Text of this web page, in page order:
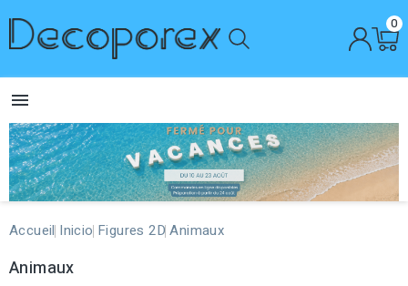
0

Accueil Inicio Figures 2D Animaux
Animaux